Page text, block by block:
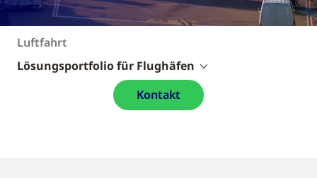
Luftfahrt
Lösungsportfolio für Flughäfen
Kontakt